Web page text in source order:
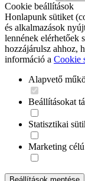
Cookie beállítások
Honlapunk sütiket
és alkalmazások
lennének elérhetőek
hozzájárulsz ahhoz,
információ a Cookie
Alapvető
Beállításokat
Statisztikai
Marketing